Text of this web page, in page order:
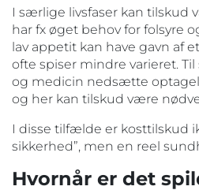
I særlige livsfaser kan tilskud
har fx øget behov for folsyre
lav appetit kan have gavn af
ofte spiser mindre varieret.
og medicin nedsætte
og her kan tilskud være
I disse tilfælde er kosttilskud
sikkerhed”, men en reel
Hvornår er det